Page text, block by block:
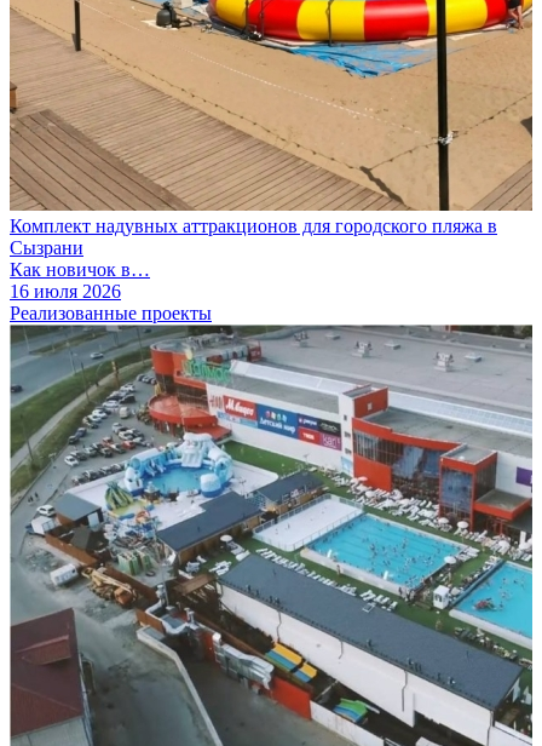
Комплект надувных аттракционов для городского пляжа в
Сызрани
Как новичок в…
16 июля 2026
Реализованные проекты